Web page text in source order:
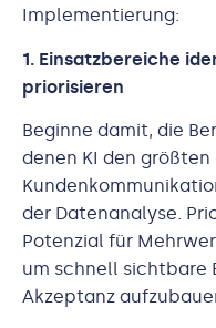
Implementierung:
1. Einsatzbereiche
priorisieren
Beginne damit, die
denen KI den
der Datenanalyse.
Potenzial für
um schnell sichtbare
Akzeptanz